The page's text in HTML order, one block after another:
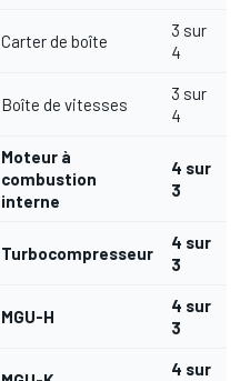
Carter de boîte
3 sur
4
Boîte de vitesses
3 sur
4
Moteur à
combustion
interne
4 sur
3
Turbocompresseur
4 sur
3
MGU-H
4 sur
3
4 sur